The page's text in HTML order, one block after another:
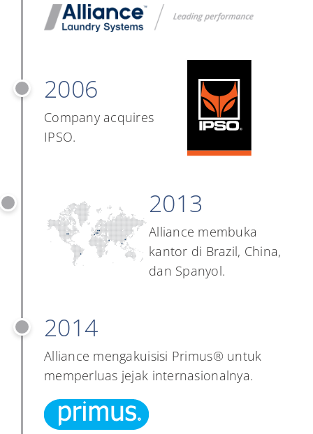
2006
Company acquires
IPSO.
2013
Alliance membuka
kantor di Brazil, China,
dan Spanyol.
2014
Alliance mengakuisisi Primus® untuk
memperluas jejak internasionalnya.